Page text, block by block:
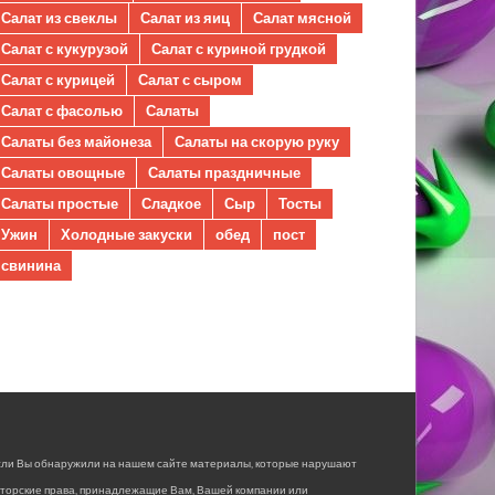
Салат из свеклы Салат из яиц
Салат мясной
Салат с кукурузой
Салат с куриной грудкой
Салат с курицей
Салат с сыром
Салат с фасолью
Салаты
Салаты без майонеза
Салаты на скорую руку
Салаты овощные
Салаты праздничные
Салаты простые
Сладкое Сыр
Тосты
Ужин
Холодные закуски обед
пост
свинина
Вы обнаружили на нашем сайте материалы, которые нарушают
права, принадлежащие Вам, Вашей компании или